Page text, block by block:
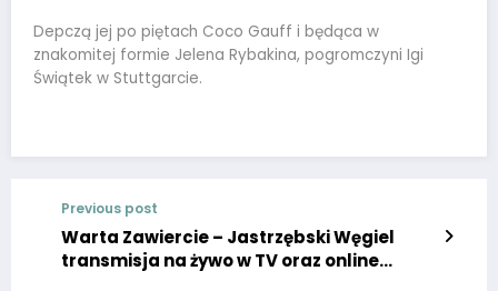
Depczą jej po piętach Coco Gauff i będąca w
znakomitej formie Jelena Rybakina, pogromczyni Igi
Świątek w Stuttgarcie.
Previous post
Warta Zawiercie – Jastrzębski Węgiel
transmisja na żywo w TV oraz online